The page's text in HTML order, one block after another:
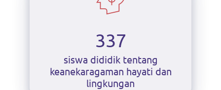
337
siswa dididik tentang
keanekaragaman hayati dan
lingkungan